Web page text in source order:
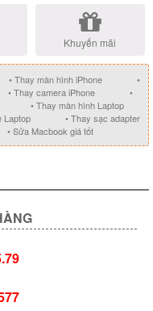
Khuyến mãi
• Thay màn hình iPhone
•
• Thay camera iPhone
•
• Thay màn hình Laptop
Laptop
• Thay sạc adapter
• Sửa Macbook giá tốt